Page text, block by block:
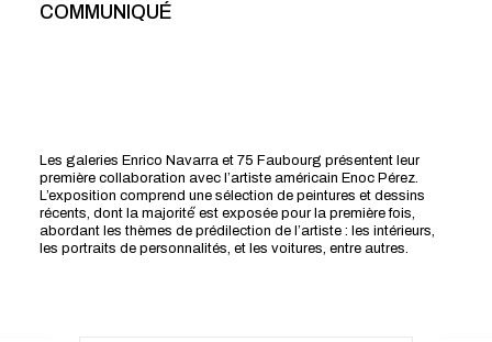
COMMUNIQUÉ
Les galeries Enrico Navarra et 75 Faubourg présentent leur
première collaboration avec l’artiste américain Enoc Pérez.
L’exposition comprend une sélection de peintures et dessins
récents, dont la majorité́ est exposée pour la première fois,
abordant les thèmes de prédilection de l’artiste : les intérieurs,
les portraits de personnalités, et les voitures, entre autres.